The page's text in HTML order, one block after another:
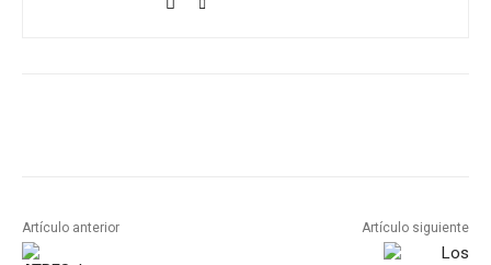
Artículo anterior Artículo siguiente